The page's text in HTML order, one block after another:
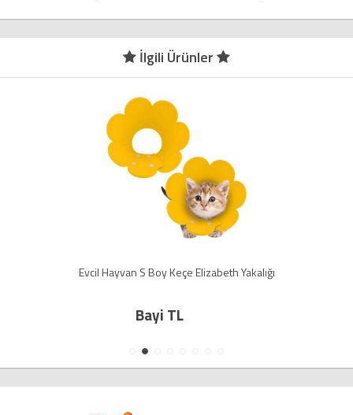
İlgili Ürünler
Evcil Hayvan S Boy Keçe Elizabeth Yakalığı
Bayi TL